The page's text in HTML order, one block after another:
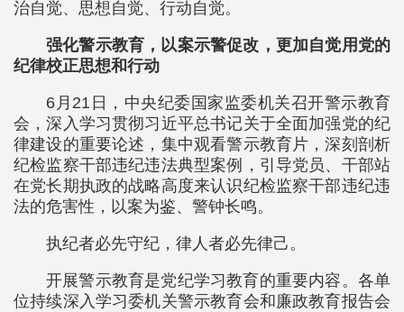
治自觉、思想自觉、行动自觉。
强化警示教育，以案示警促改，更加自觉用党的
纪律校正思想和行动
6月21日，中央纪委国家监委机关召开警示教育
会，深入学习贯彻习近平总书记关于全面加强党的纪
律建设的重要论述，集中观看警示教育片，深刻剖析
纪检监察干部违纪违法典型案例，引导党员、干部站
在党长期执政的战略高度来认识纪检监察干部违纪违
法的危害性，以案为鉴、警钟长鸣。
执纪者必先守纪，律人者必先律己。
开展警示教育是党纪学习教育的重要内容。各单
位持续深入学习委机关警示教育会和廉政教育报告会